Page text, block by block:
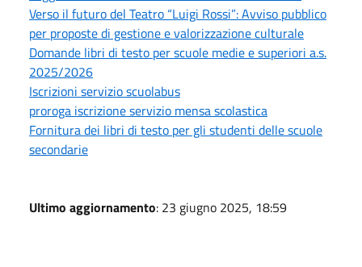
Verso il futuro del Teatro “Luigi Rossi”: Avviso pubblico
per proposte di gestione e valorizzazione culturale
Domande libri di testo per scuole medie e superiori a.s.
2025/2026
Iscrizioni servizio scuolabus
proroga iscrizione servizio mensa scolastica
Fornitura dei libri di testo per gli studenti delle scuole
secondarie
Ultimo aggiornamento: 23 giugno 2025, 18:59